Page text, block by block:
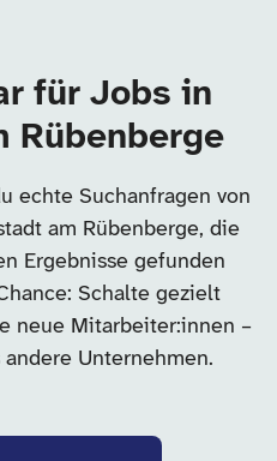
für Jobs in
Rübenberge
echte Suchanfragen von
am Rübenberge, die
Ergebnisse gefunden
Schalte gezielt
neue Mitarbeiter:innen –
Unternehmen.